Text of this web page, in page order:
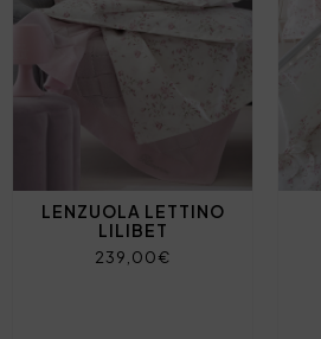
LENZUOLA LETTINO
LILIBET
239,00€